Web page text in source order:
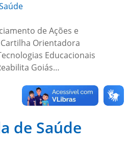
de Ações e
Orientadora
Educacionais
Goiás…
de Saúde